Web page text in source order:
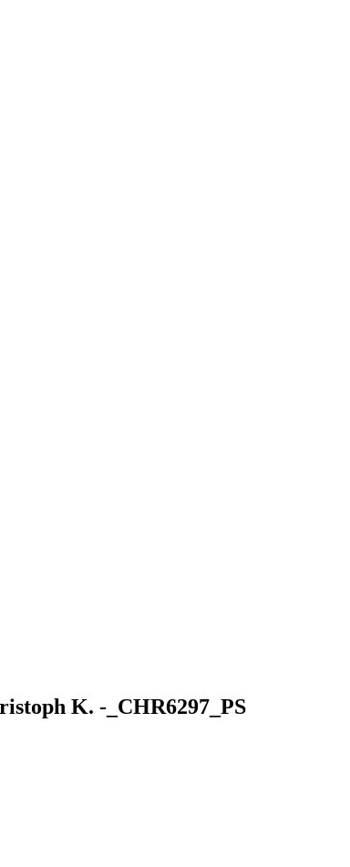
K. -_CHR6297_PS